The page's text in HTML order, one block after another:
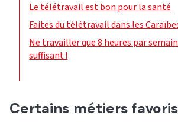
Le télétravail est bon pour la santé
Faites du télétravail dans les
Ne travailler que 8 heures par
suffisant !
Certains métiers